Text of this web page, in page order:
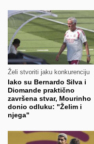
Želi stvoriti jaku konkurenciju
Iako su Bernardo Silva i
Diomande praktično
završena stvar, Mourinho
donio odluku: "Želim i
njega"